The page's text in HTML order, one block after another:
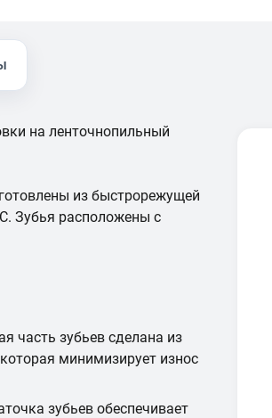
на ленточнопильный
из быстрорежущей
Зубья расположены с
часть зубьев сделана из
минимизирует износ
зубьев обеспечивает